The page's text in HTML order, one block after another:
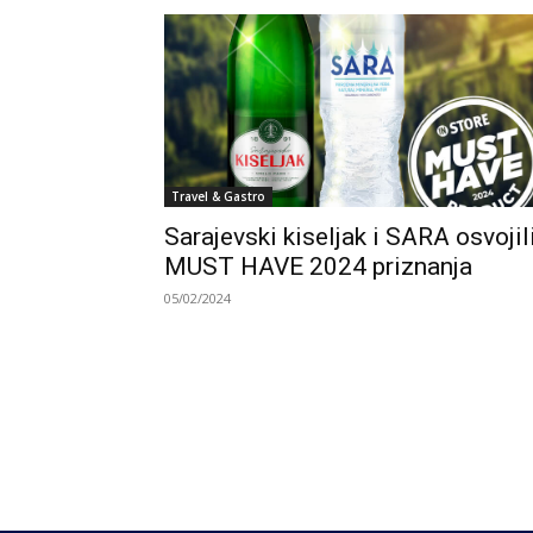
Travel & Gastro
Sarajevski kiseljak i SARA
MUST HAVE 2024 priznanja
05/02/2024